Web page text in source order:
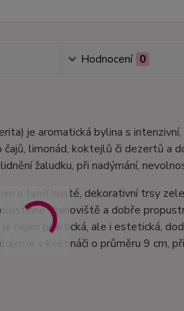
Hodnocení 0
je aromatická bylina s
limonád, koktejlů či dezertů a
žaludku, při nadýmání,
a tvoří husté, dekorativní trsy
stanoviště a dobře
nejen praktická, ale i estetická,
v květináči o průměru 9 cm,